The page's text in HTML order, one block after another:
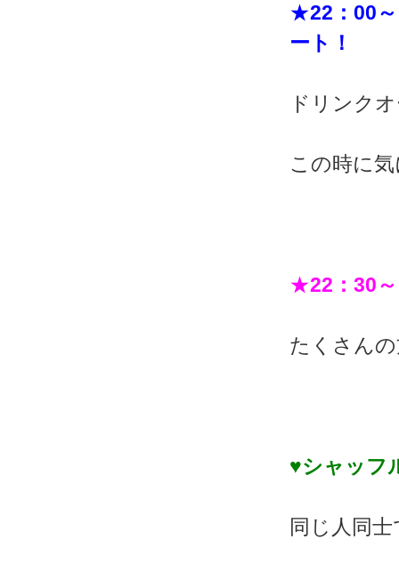
★22：00～
ート！
ドリンク
この時に
★22：30～
たくさん
♥シャッフ
同じ人同